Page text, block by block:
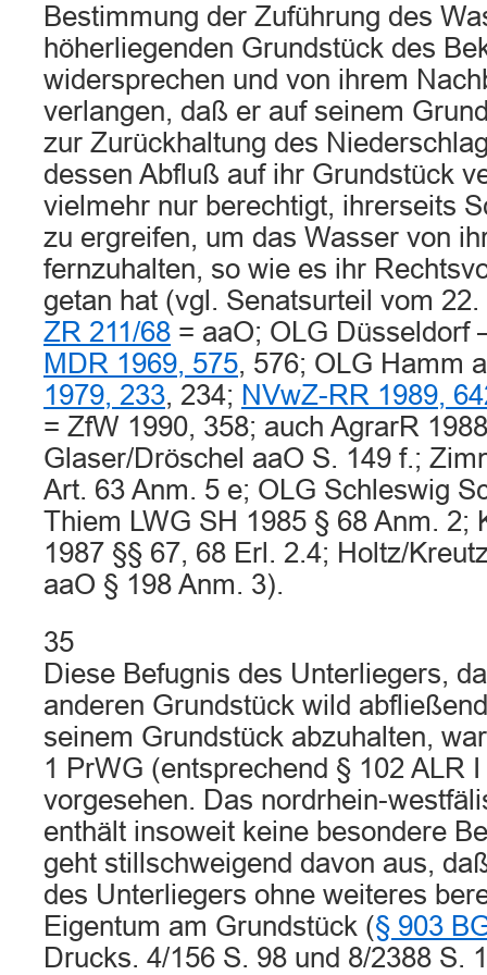
Bestimmung der Zuführung des
höherliegenden Grundstück des
widersprechen und von ihrem
verlangen, daß er auf seinem
zur Zurückhaltung des
dessen Abfluß auf ihr Grundstück
vielmehr nur berechtigt, ihrerseits
zu ergreifen, um das Wasser von
fernzuhalten, so wie es ihr
getan hat (vgl. Senatsurteil vom
ZR 211/68 = aaO; OLG Düsseldorf
MDR 1969, 575, 576; OLG Hamm
1979, 233, 234; NVwZ-RR 1989,
= ZfW 1990, 358; auch AgrarR
Glaser/Dröschel aaO S. 149 f.;
Art. 63 Anm. 5 e; OLG Schleswig
Thiem LWG SH 1985 § 68 Anm. 2;
1987 §§ 67, 68 Erl. 2.4; Holtz/
aaO § 198 Anm. 3).
35
Diese Befugnis des Unterliegers,
anderen Grundstück wild
seinem Grundstück abzuhalten,
1 PrWG (entsprechend § 102 ALR
vorgesehen. Das nordrhein-
enthält insoweit keine besondere
geht stillschweigend davon aus,
des Unterliegers ohne weiteres
Eigentum am Grundstück (§ 903
Drucks. 4/156 S. 98 und 8/2388 S.